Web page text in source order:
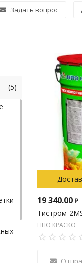
Задать вопрос
(5)
19 340.00 ₽
НПО КРАСКО